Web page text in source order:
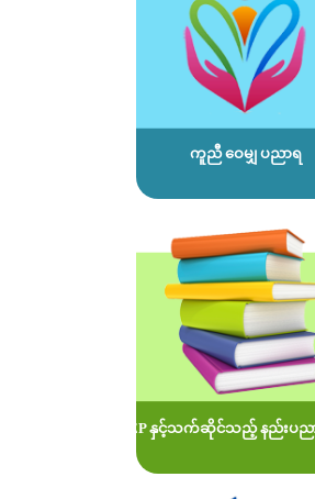
ကူညီ ဝေမျှ ပညာရ
MOEP နှင့်သက်ဆိုင်သည့် နည်းပညာ